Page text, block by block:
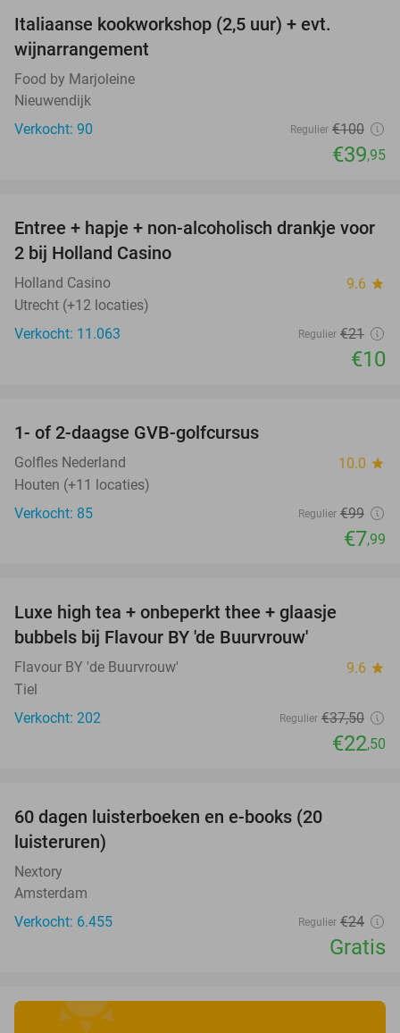
Italiaanse kookworkshop (2,5 uur) + evt.
wijnarrangement
Food by Marjoleine
Nieuwendijk
Verkocht: 90
Regulier €100
€39,95
52%
Entree + hapje + non-alcoholisch drankje voor
2 bij Holland Casino
Holland Casino 9.6 star
Utrecht (+12 locaties)
Verkocht: 11.063
Regulier €21
€10
1- of 2-daagse GVB-golfcursus
Golfles Nederland 10.0 star
Houten (+11 locaties)
Verkocht: 85
Regulier €99
€7,99
Luxe high tea + onbeperkt thee + glaasje
bubbels bij Flavour BY 'de Buurvrouw'
Flavour BY 'de Buurvrouw' 9.6 star
Tiel
Verkocht: 202
Regulier €37,50
€22,50
60 dagen luisterboeken en e-books (20
luisteruren)
Nextory
Amsterdam
Verkocht: 6.455
Regulier €24
Gratis